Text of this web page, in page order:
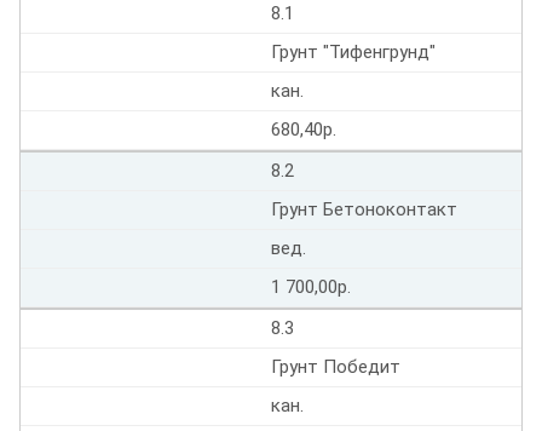
8.1
Грунт "Тифенгрунд"
кан.
680,40р.
8.2
Грунт Бетоноконтакт
вед.
1 700,00р.
8.3
Грунт Победит
кан.